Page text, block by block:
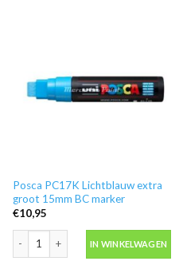
J marker aantal
Posca PC17K Lichtblauw extra
groot 15mm BC marker
€10,95
Posca PC17K Lichtblauw extra
IN WINKELWAGEN